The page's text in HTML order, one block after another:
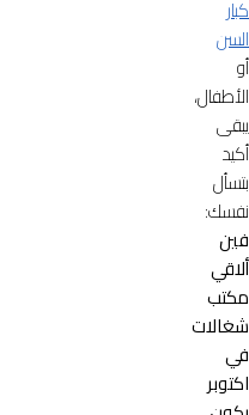
كبار
السن
أو
الأطفال،
يبقى
أكيد
بتسأل
نفسك:
فين
ألاقي
مكتب
شغالات
في
اكتوبر